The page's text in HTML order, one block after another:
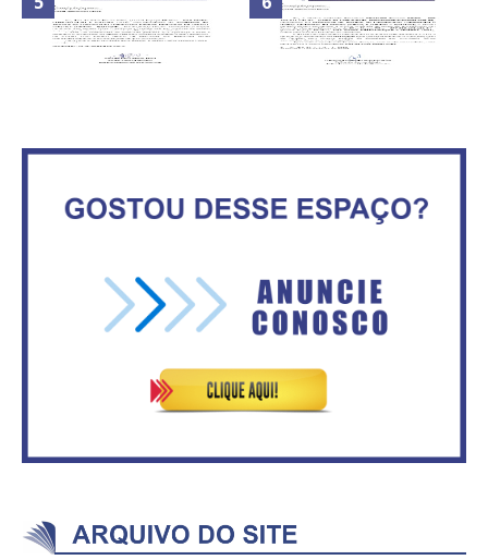
Nota de Repúdio: A violência
praticada contra os jornalistas
Secretaria da Fazenda abre 120
Maior São João do Cerrado
ASVECOM: Renúncia Ana Neves
PRESIDENTE EDVALDO BRITO